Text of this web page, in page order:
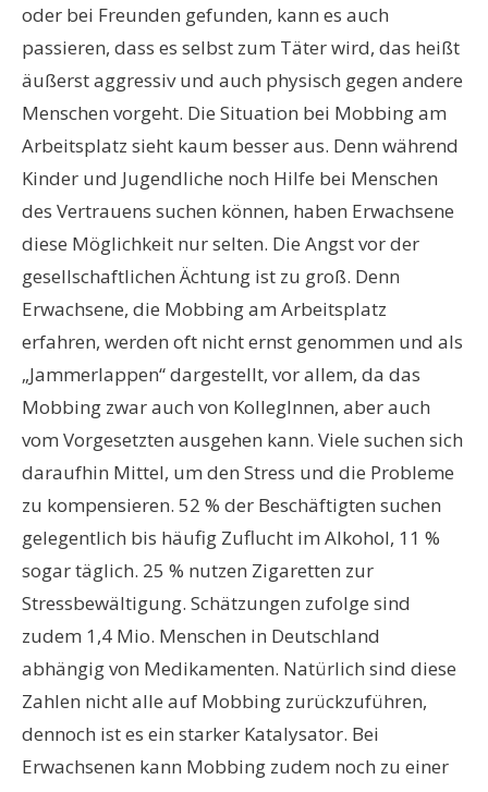
oder bei Freunden gefunden, kann es auch
passieren, dass es selbst zum Täter wird, das heißt
äußerst aggressiv und auch physisch gegen andere
Menschen vorgeht. Die Situation bei Mobbing am
Arbeitsplatz sieht kaum besser aus. Denn während
Kinder und Jugendliche noch Hilfe bei Menschen
des Vertrauens suchen können, haben Erwachsene
diese Möglichkeit nur selten. Die Angst vor der
gesellschaftlichen Ächtung ist zu groß. Denn
Erwachsene, die Mobbing am Arbeitsplatz
erfahren, werden oft nicht ernst genommen und als
„Jammerlappen“ dargestellt, vor allem, da das
Mobbing zwar auch von KollegInnen, aber auch
vom Vorgesetzten ausgehen kann. Viele suchen sich
daraufhin Mittel, um den Stress und die Probleme
zu kompensieren. 52 % der Beschäftigten suchen
gelegentlich bis häufig Zuflucht im Alkohol, 11 %
sogar täglich. 25 % nutzen Zigaretten zur
Stressbewältigung. Schätzungen zufolge sind
zudem 1,4 Mio. Menschen in Deutschland
abhängig von Medikamenten. Natürlich sind diese
Zahlen nicht alle auf Mobbing zurückzuführen,
dennoch ist es ein starker Katalysator. Bei
Erwachsenen kann Mobbing zudem noch zu einer